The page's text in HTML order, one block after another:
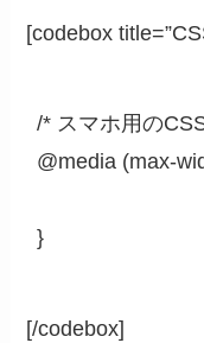
[codebox
/* スマホ用の
@media (max-
}
[/codebox]